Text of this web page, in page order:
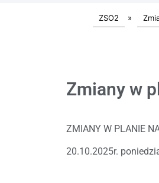
ZSO2 »
Zmiany w
ZMIANY W PLANIE
20.10.2025r.